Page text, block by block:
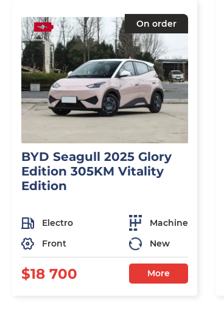
On order
BYD Seagull 2025 Glory
Edition 305KM Vitality
Edition
Electro
Machine
Front
New
$18 700 More